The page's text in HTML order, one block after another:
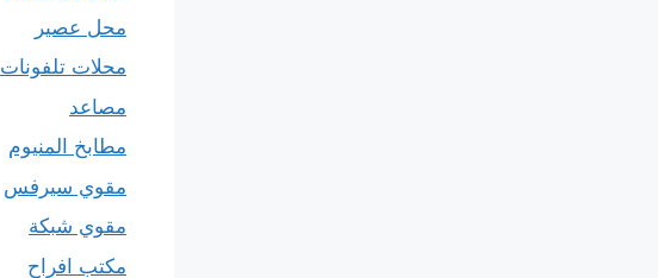
محل عصير
محلات تلفونات
مصاعد
مطابخ المنيوم
مقوي سيرفس
مقوي شبكة
مكتب افراح